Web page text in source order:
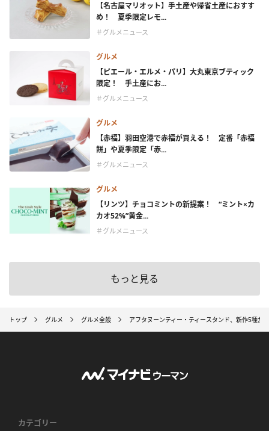
【名古屋マリオット】手土産や帰省土産におすす
め！ 夏季限定レモ...
＃グルメニュース
グルメ
【ピエール・エルメ・パリ】大丸東京ブティック
限定！ 手土産にお...
＃グルメニュース
グルメ
【赤福】羽田空港で赤福が買える！ 定番「赤福
餅」や夏季限定「赤...
＃グルメニュース
グルメ
【リンツ】チョコミントの新提案！ “ミント×カ
カオ52%”黄金...
＃グルメニュース
もっと見る
トップ グルメ グルメ全般 アフタヌーンティー・ティースタンド、新作5種が
カテゴリー